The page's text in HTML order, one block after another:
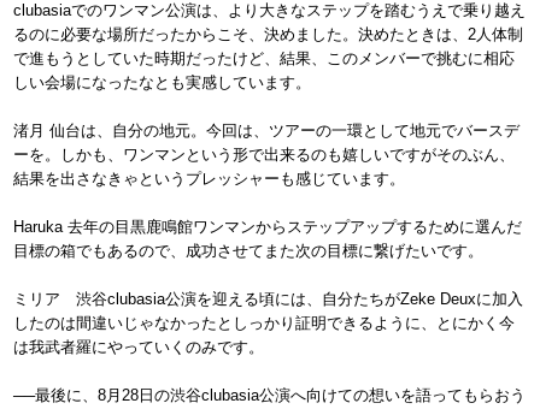
clubasiaでのワンマン公演は、より大きなステップを踏むうえで乗り越え
るのに必要な場所だったからこそ、決めました。決めたときは、2人体制
で進もうとしていた時期だったけど、結果、このメンバーで挑むに相応
しい会場になったなとも実感しています。
渚月 仙台は、自分の地元。今回は、ツアーの一環として地元でバースデ
ーを。しかも、ワンマンという形で出来るのも嬉しいですがそのぶん、
結果を出さなきゃというプレッシャーも感じています。
Haruka 去年の目黒鹿鳴館ワンマンからステップアップするために選んだ
目標の箱でもあるので、成功させてまた次の目標に繋げたいです。
ミリア 渋谷clubasia公演を迎える頃には、自分たちがZeke Deuxに加入
したのは間違いじゃなかったとしっかり証明できるように、とにかく今
は我武者羅にやっていくのみです。
──最後に、8月28日の渋谷clubasia公演へ向けての想いを語ってもらおう